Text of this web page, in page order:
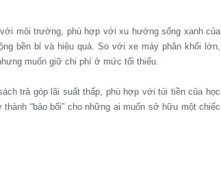
môi trường, phù hợp với xu hướng sống xanh của
bền bỉ và hiệu quả. So với xe máy phân khối lớn,
muốn giữ chi phí ở mức tối thiểu.
trả góp lãi suất thấp, phù hợp với túi tiền của học
“bảo bối” cho những ai muốn sở hữu một chiếc